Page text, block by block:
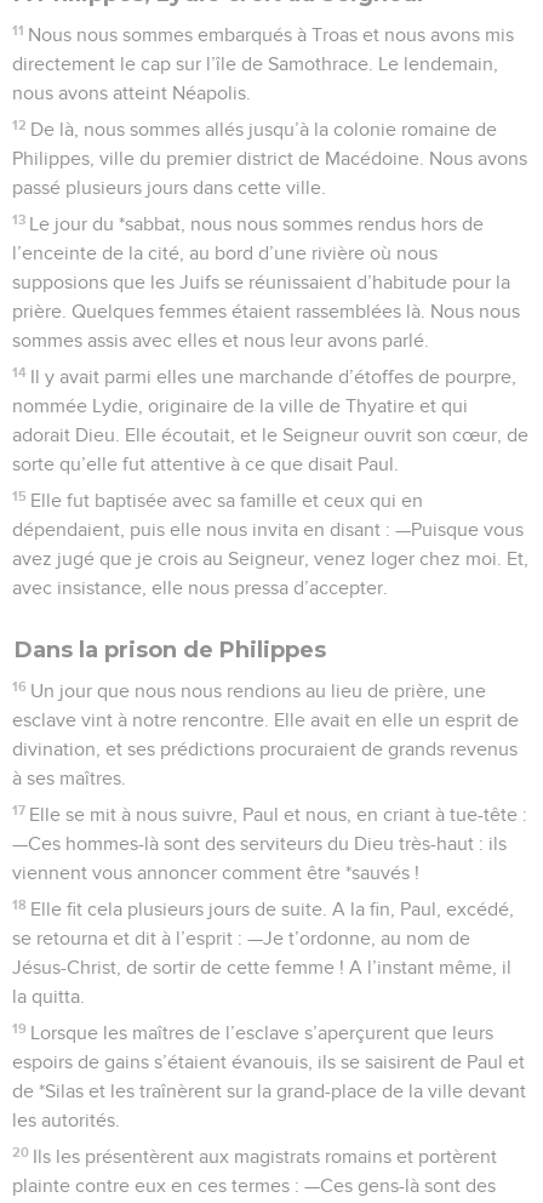
11 Nous nous sommes embarqués à Troas et nous avons mis
directement le cap sur l’île de Samothrace. Le lendemain,
nous avons atteint Néapolis.
12 De là, nous sommes allés jusqu’à la colonie romaine de
Philippes, ville du premier district de Macédoine. Nous avons
passé plusieurs jours dans cette ville.
13 Le jour du *sabbat, nous nous sommes rendus hors de
l’enceinte de la cité, au bord d’une rivière où nous
supposions que les Juifs se réunissaient d’habitude pour la
prière. Quelques femmes étaient rassemblées là. Nous nous
sommes assis avec elles et nous leur avons parlé.
14 Il y avait parmi elles une marchande d’étoffes de pourpre,
nommée Lydie, originaire de la ville de Thyatire et qui
adorait Dieu. Elle écoutait, et le Seigneur ouvrit son cœur, de
sorte qu’elle fut attentive à ce que disait Paul.
15 Elle fut baptisée avec sa famille et ceux qui en
dépendaient, puis elle nous invita en disant : —Puisque vous
avez jugé que je crois au Seigneur, venez loger chez moi. Et,
avec insistance, elle nous pressa d’accepter.
Dans la prison de Philippes
16 Un jour que nous nous rendions au lieu de prière, une
esclave vint à notre rencontre. Elle avait en elle un esprit de
divination, et ses prédictions procuraient de grands revenus
à ses maîtres.
17 Elle se mit à nous suivre, Paul et nous, en criant à tue-tête :
—Ces hommes-là sont des serviteurs du Dieu très-haut : ils
viennent vous annoncer comment être *sauvés !
18 Elle fit cela plusieurs jours de suite. A la fin, Paul, excédé,
se retourna et dit à l’esprit : —Je t’ordonne, au nom de
Jésus-Christ, de sortir de cette femme ! A l’instant même, il
la quitta.
19 Lorsque les maîtres de l’esclave s’aperçurent que leurs
espoirs de gains s’étaient évanouis, ils se saisirent de Paul et
de *Silas et les traînèrent sur la grand-place de la ville devant
les autorités.
20 Ils les présentèrent aux magistrats romains et portèrent
plainte contre eux en ces termes : —Ces gens-là sont des